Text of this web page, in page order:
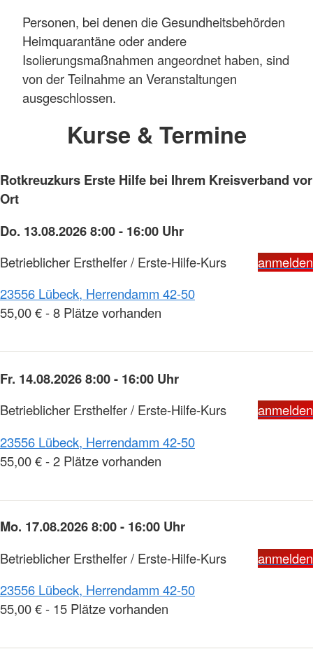
Personen, bei denen die Gesundheitsbehörden
Heimquarantäne oder andere
Isolie­rungsmaßnahmen angeordnet haben, sind
von der Teilnahme an Veranstaltungen
ausgeschlossen.
Kurse & Termine
Rotkreuzkurs Erste Hilfe bei Ihrem Kreisverband vor
Ort
Do. 13.08.2026 8:00 - 16:00 Uhr
Betrieblicher Ersthelfer / Erste-Hilfe-Kurs
anmelden
23556 Lübeck, Herrendamm 42-50
55,00 € - 8 Plätze vorhanden
Fr. 14.08.2026 8:00 - 16:00 Uhr
Betrieblicher Ersthelfer / Erste-Hilfe-Kurs
anmelden
23556 Lübeck, Herrendamm 42-50
55,00 € - 2 Plätze vorhanden
Mo. 17.08.2026 8:00 - 16:00 Uhr
Betrieblicher Ersthelfer / Erste-Hilfe-Kurs
anmelden
23556 Lübeck, Herrendamm 42-50
55,00 € - 15 Plätze vorhanden